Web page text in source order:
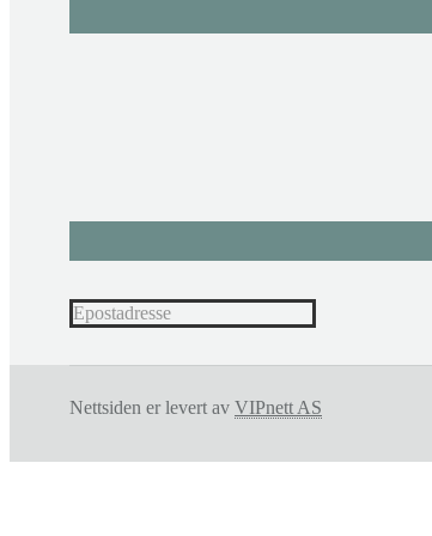
Nettsiden er levert av VIPnett AS